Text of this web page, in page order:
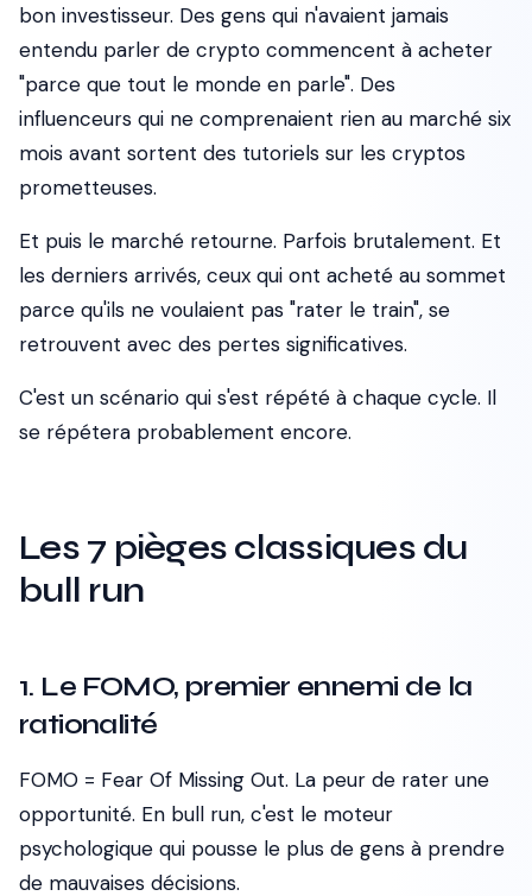
bon investisseur. Des gens qui n'avaient jamais
entendu parler de crypto commencent à acheter
"parce que tout le monde en parle". Des
influenceurs qui ne comprenaient rien au marché six
mois avant sortent des tutoriels sur les cryptos
prometteuses.
Et puis le marché retourne. Parfois brutalement. Et
les derniers arrivés, ceux qui ont acheté au sommet
parce qu'ils ne voulaient pas "rater le train", se
retrouvent avec des pertes significatives.
C'est un scénario qui s'est répété à chaque cycle. Il
se répétera probablement encore.
Les 7 pièges classiques du
bull run
1. Le FOMO, premier ennemi de la
rationalité
FOMO = Fear Of Missing Out. La peur de rater une
opportunité. En bull run, c'est le moteur
psychologique qui pousse le plus de gens à prendre
de mauvaises décisions.